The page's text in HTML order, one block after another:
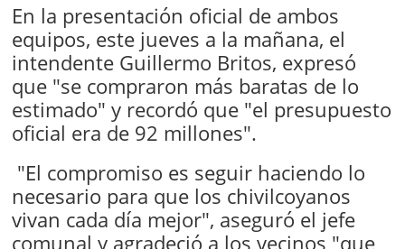
En la presentación oficial de ambos
equipos, este jueves a la mañana, el
intendente Guillermo Britos, expresó
que "se compraron más baratas de lo
estimado" y recordó que "el presupuesto
oficial era de 92 millones".
"El compromiso es seguir haciendo lo
necesario para que los chivilcoyanos
vivan cada día mejor", aseguró el jefe
comunal y agradeció a los vecinos "que